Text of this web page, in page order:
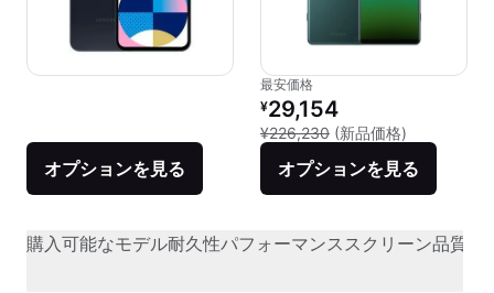
オプションを見る
最安価格
リファービッシュ品の価格：
¥29,154
¥226,230 (新品価格)
オプションを見る
購入可能なモデル耐久性パフォーマンススクリーン品質